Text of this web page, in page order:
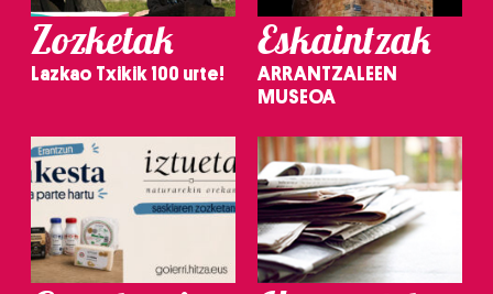
Zozketak
Lazkao Txikik 100 urte!
Eskaintzak
ARRANTZALEEN
MUSEOA